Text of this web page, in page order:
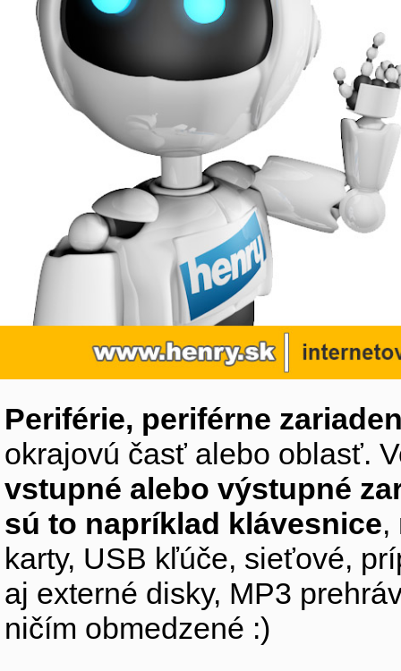
Periférie, periférne
okrajovú časť alebo oblasť.
vstupné alebo výstupné
sú to napríklad klávesnice,
karty, USB kľúče, sieťové,
aj externé disky, MP3
ničím obmedzené :)